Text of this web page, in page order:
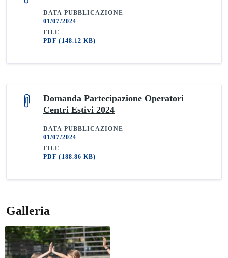
DATA PUBBLICAZIONE
01/07/2024
FILE
PDF(148.12 KB)
Domanda Partecipazione Operatori
Centri Estivi 2024
DATA PUBBLICAZIONE
01/07/2024
FILE
PDF(188.86 KB)
Galleria